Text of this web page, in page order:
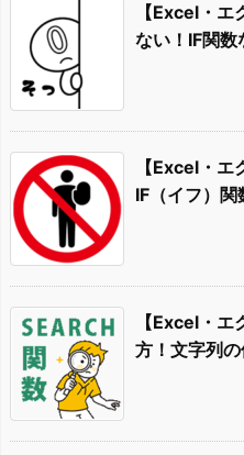
【Excel・
ない！IF関
【Excel・エ
IF（イフ）関
【Excel・
方！文字列